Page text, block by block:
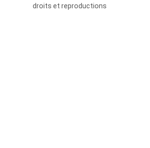
droits et reproductions